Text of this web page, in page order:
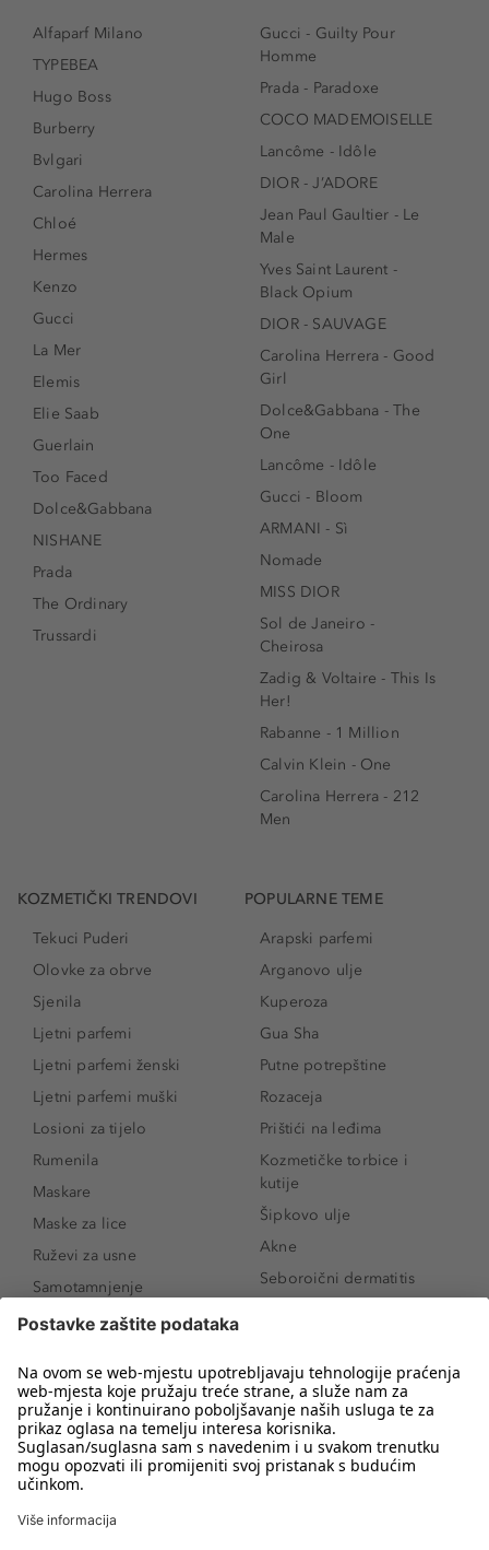
Alfaparf Milano
TYPEBEA
Hugo Boss
Burberry
Bvlgari
Carolina Herrera
Chloé
Hermes
Kenzo
Gucci
La Mer
Elemis
Elie Saab
Guerlain
Too Faced
Dolce&Gabbana
NISHANE
Prada
The Ordinary
Trussardi
Gucci - Guilty Pour
Homme
Prada - Paradoxe
COCO MADEMOISELLE
Lancôme - Idôle
DIOR - J’ADORE
Jean Paul Gaultier - Le
Male
Yves Saint Laurent -
Black Opium
DIOR - SAUVAGE
Carolina Herrera - Good
Girl
Dolce&Gabbana - The
One
Lancôme - Idôle
Gucci - Bloom
ARMANI - Sì
Nomade
MISS DIOR
Sol de Janeiro -
Cheirosa
Zadig & Voltaire - This Is
Her!
Rabanne - 1 Million
Calvin Klein - One
Carolina Herrera - 212
Men
KOZMETIČKI TRENDOVI
Tekuci Puderi
Olovke za obrve
Sjenila
Ljetni parfemi
Ljetni parfemi ženski
Ljetni parfemi muški
Losioni za tijelo
Rumenila
Maskare
Maske za lice
Ruževi za usne
Samotamnjenje
Puderi
Proizvodi za obrve
Sunce i zaštita
Serumi za lice
Proizvodi za čišćenje lica
POPULARNE TEME
Arapski parfemi
Arganovo ulje
Kuperoza
Gua Sha
Putne potrepštine
Rozaceja
Prištići na leđima
Kozmetičke torbice i
kutije
Šipkovo ulje
Akne
Seboroični dermatitis
Novo
Koji mi parfem
odgovara?
Kako našminkati oči da